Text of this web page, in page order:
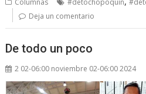
Columnas #detochopoquin
Deja un comentario
De todo un poco
2 02-06:00 noviembre 02-06:00 2024